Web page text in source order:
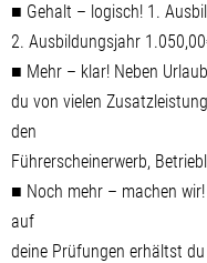
■ Gehalt – logisch! 1.
2. Ausbildungsjahr
■ Mehr – klar! Neben
du von vielen
den
Führerscheinerwerb,
■ Noch mehr – machen
auf
deine Prüfungen erhältst